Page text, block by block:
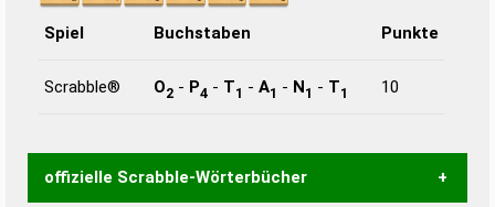
Spiel Buchstaben Punkte
Scrabble® O2 - P4 - T1 - A1 - N1 - T1 10
offizielle Scrabble-Wörterbücher